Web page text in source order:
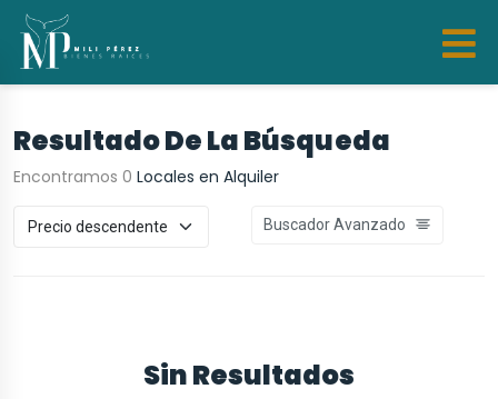
Resultado De La Búsqueda
Encontramos 0 Locales en Alquiler
Buscador Avanzado
Sin Resultados